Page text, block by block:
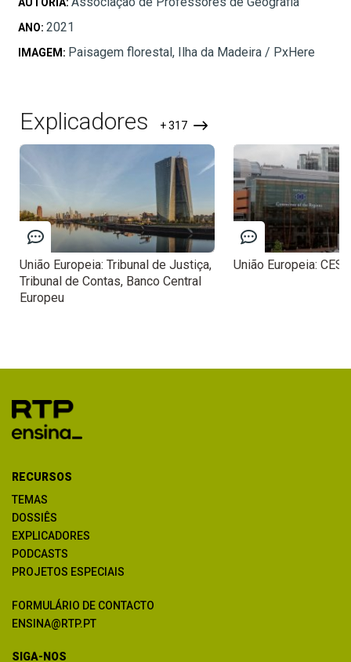
AUTORIA:
ANO: 2021
IMAGEM: Paisagem florestal, Ilha da Madeira / PxHere
Explicadores + 317
União Europeia: Tribunal de Justiça,
Tribunal de Contas, Banco Central
Europeu
União Europeia:
RECURSOS
TEMAS
DOSSIÊS
EXPLICADORES
PODCASTS
PROJETOS ESPECIAIS
FORMULÁRIO DE CONTACTO
ENSINA@RTP.PT
SIGA-NOS